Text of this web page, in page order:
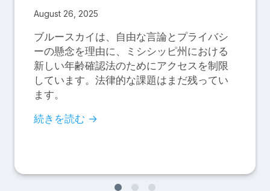
August 26, 2025
ブルースカイは、自由な言論とプライバシ
ーの懸念を理由に、ミシシッピ州における
新しい年齢確認法のためにアクセスを制限
しています。法律的な課題はまだ残ってい
ます。
続きを読む →